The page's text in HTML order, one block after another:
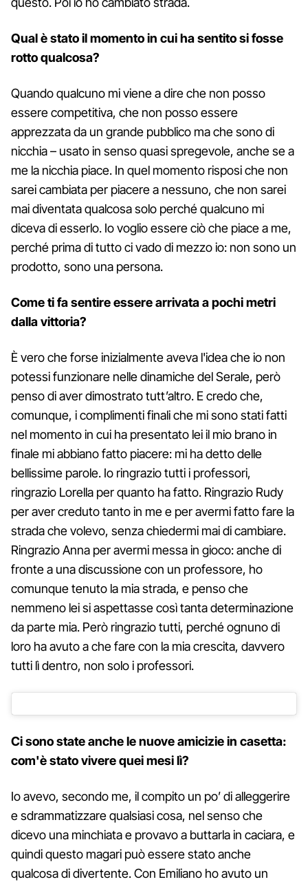
Qual è stato il momento in cui ha sentito si fosse
rotto qualcosa?
Quando qualcuno mi viene a dire che non posso
essere competitiva, che non posso essere
apprezzata da un grande pubblico ma che sono di
nicchia – usato in senso quasi spregevole, anche se a
me la nicchia piace. In quel momento risposi che non
sarei cambiata per piacere a nessuno, che non sarei
mai diventata qualcosa solo perché qualcuno mi
diceva di esserlo. Io voglio essere ciò che piace a me,
perché prima di tutto ci vado di mezzo io: non sono un
prodotto, sono una persona.
Come ti fa sentire essere arrivata a pochi metri
dalla vittoria?
È vero che forse inizialmente aveva l'idea che io non
potessi funzionare nelle dinamiche del Serale, però
penso di aver dimostrato tutt’altro. E credo che,
comunque, i complimenti finali che mi sono stati fatti
nel momento in cui ha presentato lei il mio brano in
finale mi abbiano fatto piacere: mi ha detto delle
bellissime parole. Io ringrazio tutti i professori,
ringrazio Lorella per quanto ha fatto. Ringrazio Rudy
per aver creduto tanto in me e per avermi fatto fare la
strada che volevo, senza chiedermi mai di cambiare.
Ringrazio Anna per avermi messa in gioco: anche di
fronte a una discussione con un professore, ho
comunque tenuto la mia strada, e penso che
nemmeno lei si aspettasse così tanta determinazione
da parte mia. Però ringrazio tutti, perché ognuno di
loro ha avuto a che fare con la mia crescita, davvero
tutti lì dentro, non solo i professori.
Ci sono state anche le nuove amicizie in casetta:
com'è stato vivere quei mesi lì?
Io avevo, secondo me, il compito un po’ di alleggerire
e sdrammatizzare qualsiasi cosa, nel senso che
dicevo una minchiata e provavo a buttarla in caciara, e
quindi questo magari può essere stato anche
qualcosa di divertente. Con Emiliano ho avuto un